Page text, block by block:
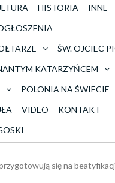
HISTORIA
INNE
ŚW. OJCIEC
KATARZYŃCEM
POLONIA NA ŚWIECIE
VIDEO
KONTAKT
się na